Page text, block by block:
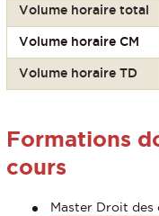
Volume horaire total
Volume horaire CM
Volume horaire TD
Formations
cours
Master Droit